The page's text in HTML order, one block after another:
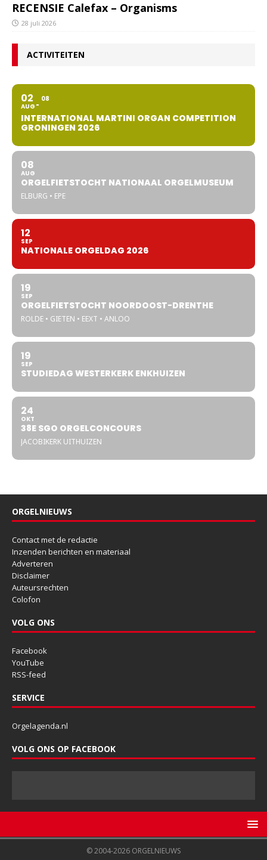
RECENSIE Calefax – Organisms
28 juli 2026
ACTIVITEITEN
02
AUG
08
INTERNATIONAL MARTINI ORGAN COMPETITION
GRONINGEN 2026
08
AUG
ORGELFIETSTOCHT NATIONAAL ORGELMUSEUM
ELBURG • EPE
12
SEP
NATIONALE ORGELDAG 2026
19
SEP
ORGELFIETSTOCHT NOORDOOST-DRENTHE
ROLDE • GIETEN • EEXT • ANLOO
19
SEP
STUDIEDAG WESTERKERK ENKHUIZEN
24
OKT
38E SGO ORGELCONCOURS
JACOBIKERK UITHUIZEN
ORGELNIEUWS
Contact met de redactie
Inzenden berichten en materiaal
Adverteren
Disclaimer
Auteursrechten
Colofon
VOLG ONS
Facebook
YouTube
RSS-feed
SERVICE
Orgelagenda.nl
VOLG ONS OP FACEBOOK
© 2004-2026 ORGELNIEUWS